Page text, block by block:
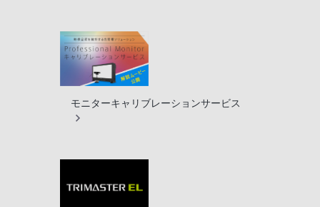
モニターキャリブレーションサービス